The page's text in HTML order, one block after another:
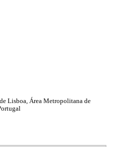
Lisboa, Área Metropolitana de